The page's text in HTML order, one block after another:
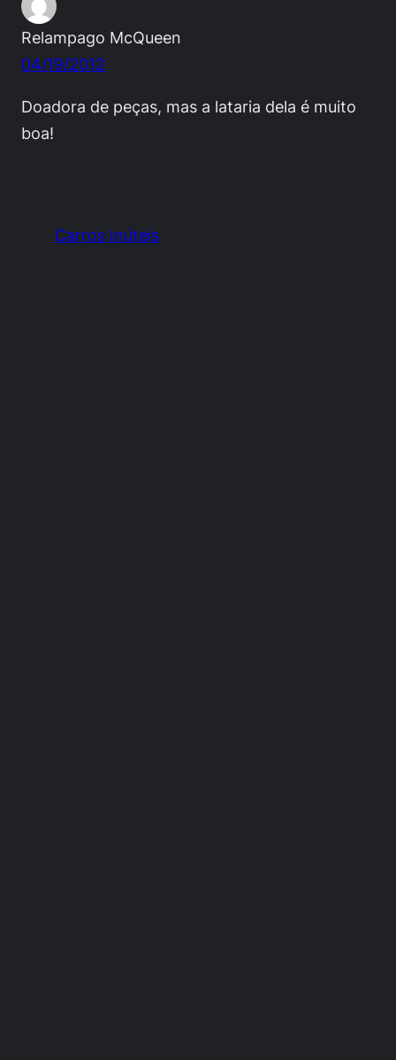
Relampago McQueen
04/19/2012
Doadora de peças, mas a lataria dela é muito
boa!
Carros Inúteis